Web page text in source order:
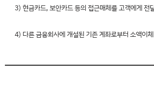
3) 현금카드, 보안카드 등의 접근매체를 고객에게 전
4) 다른 금융회사에 개설된 기존 계좌로부터 소액이